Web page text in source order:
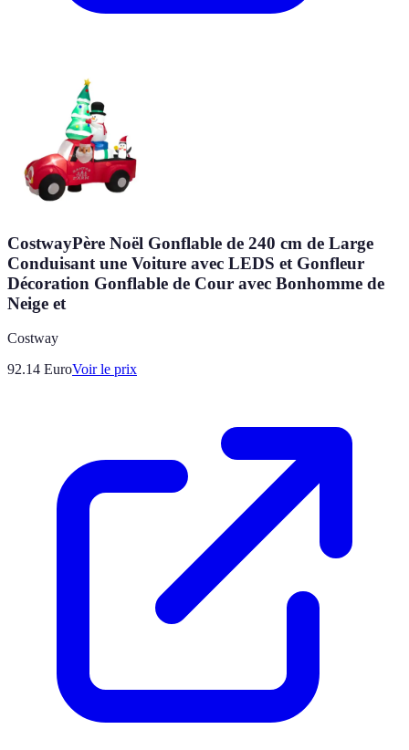
CostwayPère Noël Gonflable de 240 cm de Large
Conduisant une Voiture avec LEDS et Gonfleur
Décoration Gonflable de Cour avec Bonhomme de
Neige et
Costway
92.14 EuroVoir le prix